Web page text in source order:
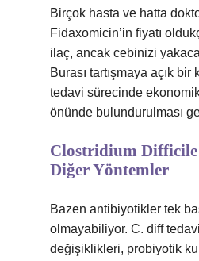
Birçok hasta ve hatta
Fidaxomicin’in fiyatı
ilaç, ancak cebinizi
Burası tartışmaya açık bir
tedavi sürecinde
önünde bulundurulması
Clostridium Difficile
Diğer Yöntemler
Bazen antibiyotikler tek
olmayabiliyor. C. diff
değişiklikleri, probiyotik